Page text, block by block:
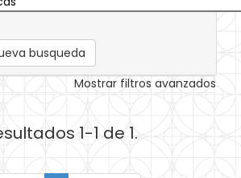
busqueda
Mostrar filtros avanzados
1-1 de 1.